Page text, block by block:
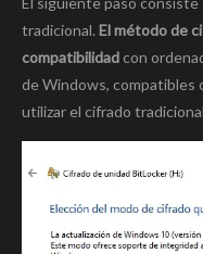
tradicional. El método de
compatibilidadcon
de Windows, compatibles
utilizar el cifrado